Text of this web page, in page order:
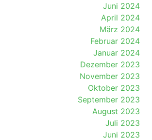
Juni 2024
April 2024
März 2024
Februar 2024
Januar 2024
Dezember 2023
November 2023
Oktober 2023
September 2023
August 2023
Juli 2023
Juni 2023